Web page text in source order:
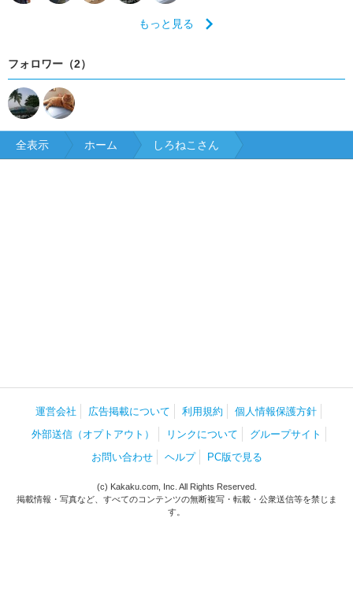
もっと見る
フォロワー（2）
全表示 ホーム しろねこさん
運営会社 広告掲載について 利用規約
個人情報保護方針
外部送信（オプトアウト）
リンクについて
グループサイト
お問い合わせ
ヘルプ PC版で見る
(c) Kakaku.com, Inc. All Rights Reserved.
掲載情報・写真など、すべてのコンテンツの無断複写・転載・公衆送信等を禁じま
す。